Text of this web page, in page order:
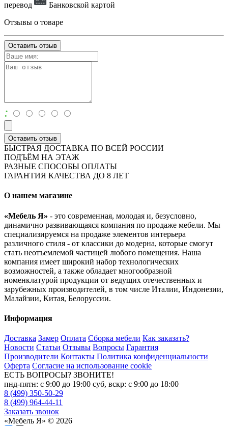
перевод
Банковской картой
Отзывы о товаре
Оставить отзыв
:
Оставить отзыв
БЫСТРАЯ ДОСТАВКА ПО ВСЕЙ РОССИИ
ПОДЪЁМ НА ЭТАЖ
РАЗНЫЕ СПОСОБЫ ОПЛАТЫ
ГАРАНТИЯ КАЧЕСТВА ДО 8 ЛЕТ
О нашем магазине
«Мебель Я» - это современная, молодая и, безусловно,
динамично развивающаяся компания по продаже мебели. Мы
специализируемся на продаже элементов интерьера
различного стиля - от классики до модерна, которые смогут
стать неотъемлемой частицей любого помещения. Наша
компания имеет широкий набор технологических
возможностей, а также обладает многообразной
номенклатурой продукции от ведущих отечественных и
зарубежных производителей, в том числе Италии, Индонезии,
Малайзии, Китая, Белоруссии.
Информация
Доставка Замер Оплата Сборка мебели Как заказать?
Новости Статьи Отзывы Вопросы Гарантия
Производители Контакты Политика конфиденциальности
Оферта Согласие на использование cookie
ЕСТЬ ВОПРОСЫ? ЗВОНИТЕ!
пнд-пятн: с 9:00 до 19:00 суб, вскр: с 9:00 до 18:00
8 (499) 350-50-29
8 (499) 964-44-11
Заказать звонок
«Мебель Я» © 2026